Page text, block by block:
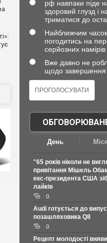
рф навпаки піде
здоровий глузд і
триматися до
Найближчим
погодитись на
серйозних
Вже давно не
щодо завершення
День
"65 років ніколи не
привітання Мішель
екс-президента США
лайків
0
Audi готується до
позашляховика Q8
0
Рецепт молодості